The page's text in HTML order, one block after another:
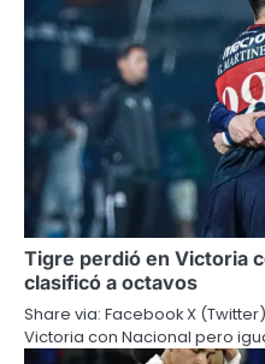
Tigre perdió en Victoria
clasificó a octavos
Share via: Facebook X
Victoria con Nacional pero